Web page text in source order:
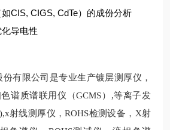
CIS, CIGS, CdTe）的成份分析
导电性
份有限公司是专业生产镀层测厚仪 ，
谱质谱联用仪（GCMS） ,等离子发
x射线测厚仪，ROHS检测设备， X射